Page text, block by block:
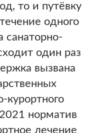
то и путёвку
одного
санаторно-
один раз
вызвана
курортного
норматив
лечение